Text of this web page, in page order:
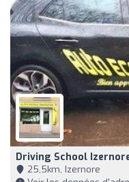
Driving School
25,5km, Izernore